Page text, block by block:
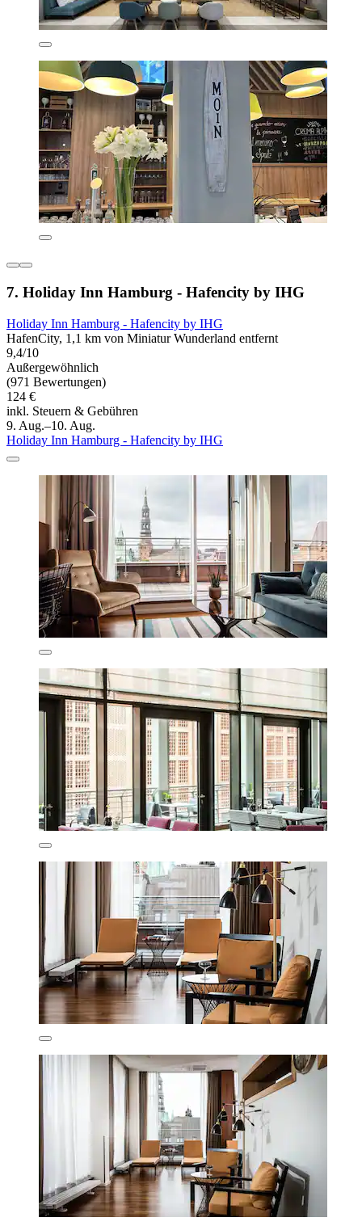
7. Holiday Inn Hamburg - Hafencity by IHG
Holiday Inn Hamburg - Hafencity by IHG
HafenCity, 1,1 km von Miniatur Wunderland entfernt
9,4/10
Außergewöhnlich
(971 Bewertungen)
124 €
inkl. Steuern & Gebühren
9. Aug.–10. Aug.
Holiday Inn Hamburg - Hafencity by IHG